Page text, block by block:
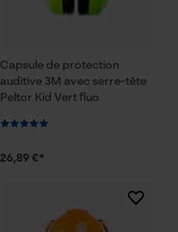
Capsule de protection
auditive 3M avec serre-tête
Peltor Kid Vert fluo
26,89 €*